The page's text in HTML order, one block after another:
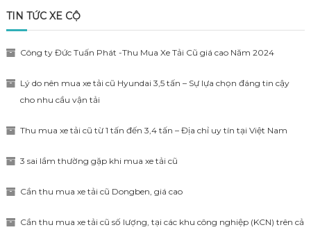
TIN TỨC XE CỘ
Công ty Đức Tuấn Phát -Thu Mua Xe Tải Cũ giá cao Năm 2024
Lý do nên mua xe tải cũ Hyundai 3,5 tấn – Sự lựa chọn đáng tin cậy
cho nhu cầu vận tải
Thu mua xe tải cũ từ 1 tấn đến 3,4 tấn – Địa chỉ uy tín tại Việt Nam
3 sai lầm thường gặp khi mua xe tải cũ
Cần thu mua xe tải cũ Dongben, giá cao
Cần thu mua xe tải cũ số lượng, tại các khu công nghiệp (KCN) trên cả